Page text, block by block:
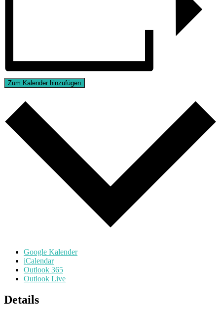
Zum Kalender hinzufügen
Google Kalender
iCalendar
Outlook 365
Outlook Live
Details